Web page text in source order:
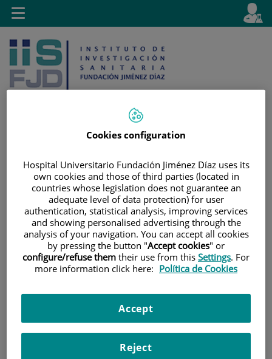
Jump to content
selector
Active
en
Toggle
navigation
EMPLOYMENT OFFERS
|CONTRATO. ENFERMERA DE INVESTIGACIÓN.
ENSAYOS CLÍNICOS. UNIDAD DE SARCOMAS//
CONTRACT. RESEARCH NURSE POSITION FOR SARCOMA
Cookies configuration
Hospital Universitario Fundación Jiménez Díaz uses its
own cookies and those of third parties (located in
countries whose legislation does not guarantee an
adequate level of data protection) for user
authentication, statistical analysis, improving services
and showing personalised advertising through the
analysis of your navigation. You can accept all cookies
by pressing the button "Accept cookies" or
configure/refuse them their use from this Settings. For
more information click here: Política de Cookies
Reject
Accept